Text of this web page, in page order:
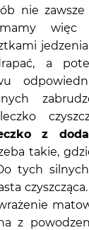
nie zawsze
a
z
takie,
tych
z